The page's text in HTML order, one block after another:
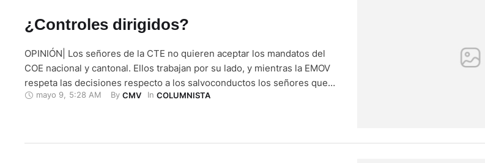
¿Controles dirigidos?
OPINIÓN| Los señores de la CTE no quieren aceptar los mandatos del
COE nacional y cantonal. Ellos trabajan por su lado, y mientras la EMOV
respeta las decisiones respecto a los salvoconductos los señores que
generalmente pasan en los sectores periféricos empiezan a multar a
mayo 9 5:28 AM By CMV In COLUMNISTA